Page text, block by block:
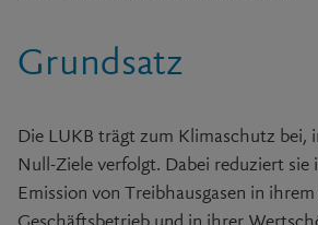
Grundsatz
Die LUKB trägt zum Klimaschutz bei,
Null-Ziele verfolgt. Dabei reduziert sie
Emission von Treibhausgasen in ihrem